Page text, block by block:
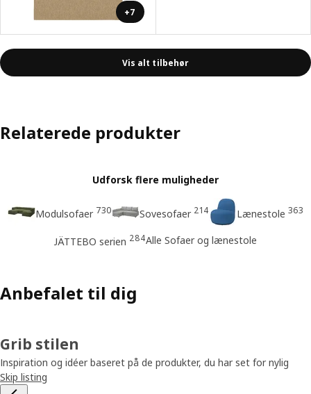
+7
Vis alt tilbehør
Relaterede produkter
Udforsk flere muligheder
Modulsofaer 730 Sovesofaer 214 Lænestole 363
JÄTTEBO serien 284Alle Sofaer og lænestole
Anbefalet til dig
Grib stilen
Inspiration og idéer baseret på de produkter, du har set for nylig
Skip listing